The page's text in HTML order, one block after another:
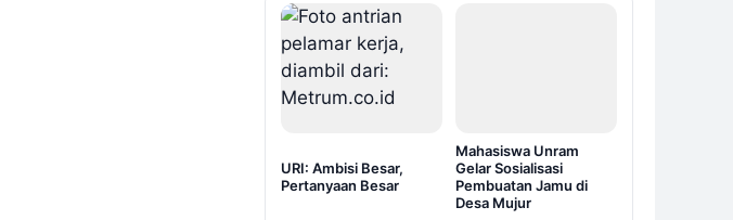
URI: Ambisi Besar,
Pertanyaan Besar
Mahasiswa Unram
Gelar Sosialisasi
Pembuatan Jamu di
Desa Mujur